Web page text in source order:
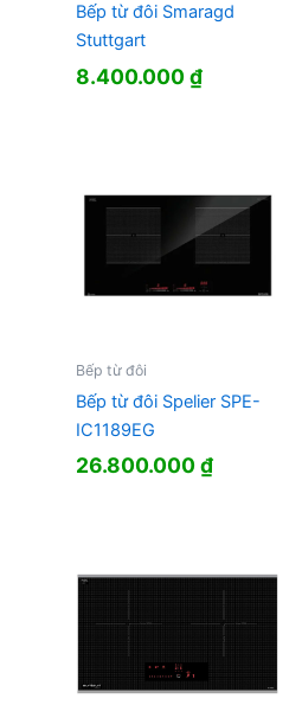
Bếp từ đôi Smaragd
Stuttgart
8.400.000₫
Bếp từ đôi
Bếp từ đôi Spelier SPE-
IC1189EG
26.800.000₫